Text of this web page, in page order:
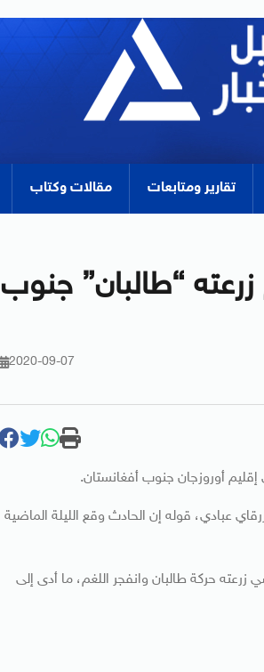
تقارير ومتابعات مقالات وكتاب
“طالبان” جنوب
2020-09-07
أوروزجان جنوب أفغانستان.
عبادي، قوله إن الحادث وقع الليلة الماضية
حركة طالبان وانفجر اللغم، ما أدى إلى